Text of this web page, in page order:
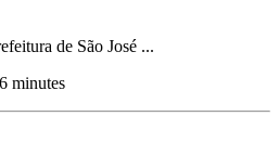
de São José ...
minutes